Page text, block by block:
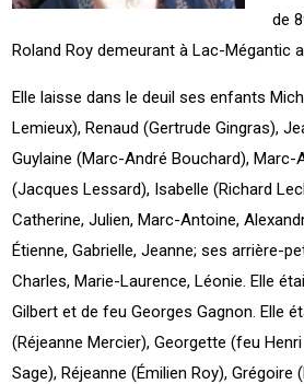
de
Roland Roy demeurant à Lac-Mégantic
Elle laisse dans le deuil ses enfants
Lemieux), Renaud (Gertrude Gingras),
Guylaine (Marc-André Bouchard), Marc-
(Jacques Lessard), Isabelle (Richard
Catherine, Julien, Marc-Antoine,
Étienne, Gabrielle, Jeanne; ses arrière-
Charles, Marie-Laurence, Léonie. Elle
Gilbert et de feu Georges Gagnon. Elle
(Réjeanne Mercier), Georgette (feu
Sage), Réjeanne (Émilien Roy), Grégoire